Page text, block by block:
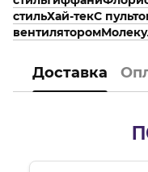
стильХай-текС
вентилятором
Доставка